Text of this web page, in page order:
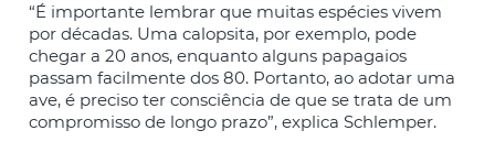
“É importante lembrar que muitas espécies vivem
por décadas. Uma calopsita, por exemplo, pode
chegar a 20 anos, enquanto alguns papagaios
passam facilmente dos 80. Portanto, ao adotar uma
ave, é preciso ter consciência de que se trata de um
compromisso de longo prazo”, explica Schlemper.